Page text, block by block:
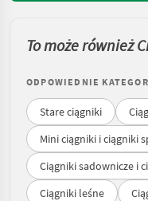
To może również
ODPOWIEDNIE
Stare ciągniki
Mini ciągniki i ciągniki
Ciągniki sadownicze i
Ciągniki leśne